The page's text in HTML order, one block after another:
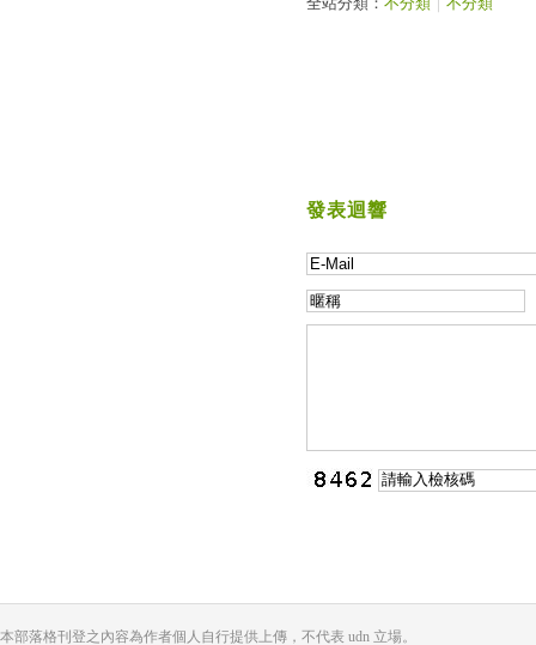
發表迴響
本部落格刊登之內容為作者個人自行提供上傳，不代表 udn 立場。